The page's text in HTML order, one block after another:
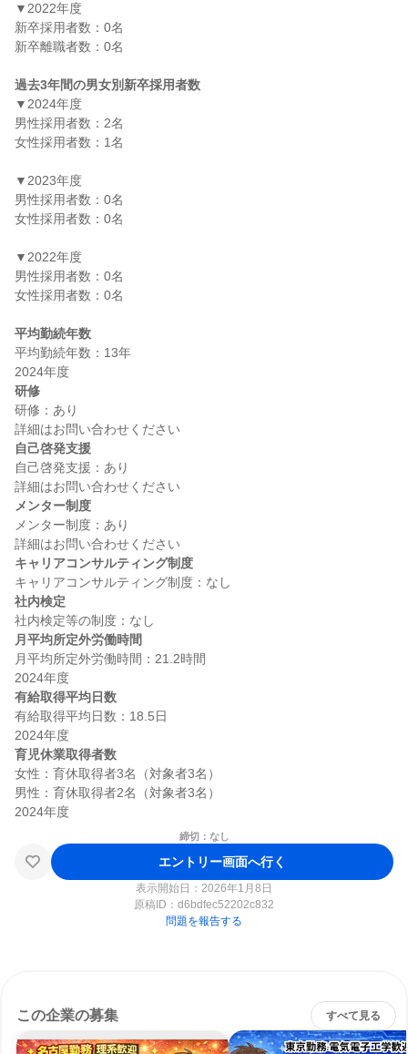
▼2022年度
新卒採用者数：0名
新卒離職者数：0名
過去3年間の男女別新卒採用者数
▼2024年度
男性採用者数：2名
女性採用者数：1名
▼2023年度
男性採用者数：0名
女性採用者数：0名
▼2022年度
男性採用者数：0名
女性採用者数：0名
平均勤続年数
平均勤続年数：13年
研修
研修：あり
自己啓発支援
自己啓発支援：あり
メンター制度
メンター制度：あり
キャリアコンサルティング制度
社内検定
月平均所定外労働時間
月平均所定外労働時間：21.2時間
有給取得平均日数
有給取得平均日数：18.5日
育児休業取得者数
女性：育休取得者3名（対象者3名）
男性：育休取得者2名（対象者3名）
締切：なし
エントリー画面へ行く
表示開始日：2026年1月8日
原稿ID： d6bdfec52202c832
問題を報告する
この企業の募集 すべて見る